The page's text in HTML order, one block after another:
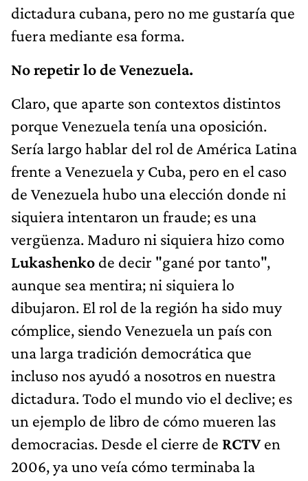
dictadura cubana, pero no me gustaría que
fuera mediante esa forma.
No repetir lo de Venezuela.
Claro, que aparte son contextos distintos
porque Venezuela tenía una oposición.
Sería largo hablar del rol de América Latina
frente a Venezuela y Cuba, pero en el caso
de Venezuela hubo una elección donde ni
siquiera intentaron un fraude; es una
vergüenza. Maduro ni siquiera hizo como
Lukashenko de decir "gané por tanto",
aunque sea mentira; ni siquiera lo
dibujaron. El rol de la región ha sido muy
cómplice, siendo Venezuela un país con
una larga tradición democrática que
incluso nos ayudó a nosotros en nuestra
dictadura. Todo el mundo vio el declive; es
un ejemplo de libro de cómo mueren las
democracias. Desde el cierre de RCTVen
2006, ya uno veía cómo terminaba la